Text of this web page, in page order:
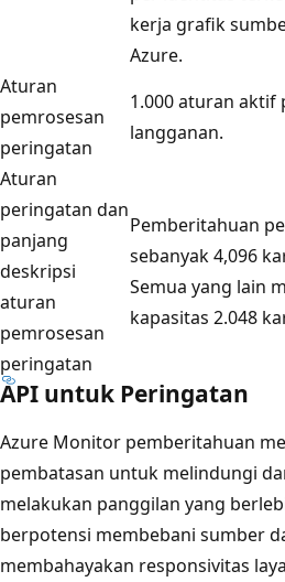
kerja grafik
Azure.
Aturan
pemrosesan
peringatan
1.000 aturan aktif
langganan.
Aturan
peringatan dan
panjang
deskripsi
aturan
pemrosesan
peringatan
Pemberitahuan
sebanyak 4,096
Semua yang lain
kapasitas 2.048
API untuk Peringatan
Azure Monitor pemberitahuan
pembatasan untuk melindungi
melakukan panggilan yang
berpotensi membebani sumber
membahayakan responsivitas